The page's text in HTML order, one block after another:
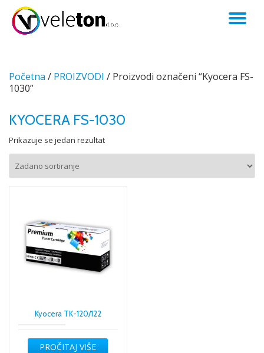
Skip
Početna / PROIZVODI / Proizvodi označeni “Kyocera FS-
1030”
KYOCERA FS-1030
Prikazuje se jedan rezultat
Kyocera TK-120/122
PROČITAJ VIŠE